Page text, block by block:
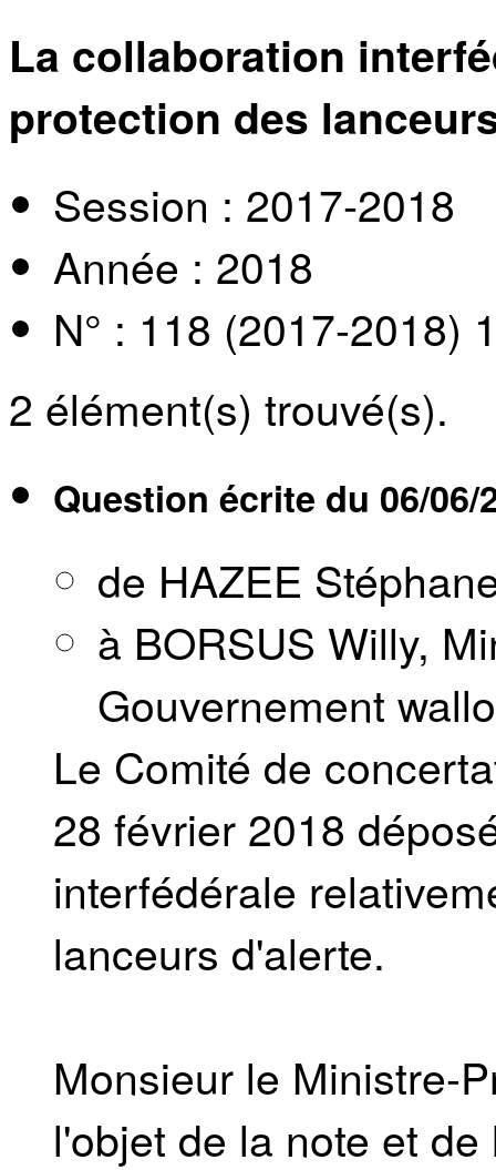
La collaboration
protection des
Session : 2017-2018
Année : 2018
N° : 118 (2017-2018)
2 élément(s) trouvé(s).
Question écrite du 06/06/
de HAZEE
à BORSUS Willy,
Gouvernement
Le Comité de
28 février 2018
interfédérale
lanceurs d'alerte.
Monsieur le Ministre-
l'objet de la note et